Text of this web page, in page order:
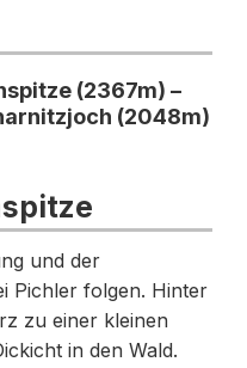
(2367m) –
(2048m)
und der
Pichler folgen. Hinter
zu einer kleinen
in den Wald.